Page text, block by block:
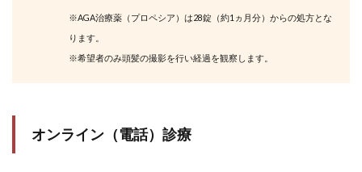
※AGA治療薬（プロペシア）は28錠（約1ヵ月分）からの処方とな
ります。
※希望者のみ頭髪の撮影を行い経過を観察します。
オンライン（電話）診療